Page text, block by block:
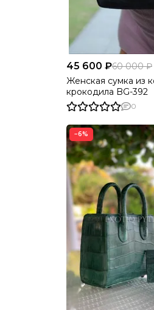
45 600 ₽60 000 ₽
Женская сумка из
крокодила BG-392
0
−6%